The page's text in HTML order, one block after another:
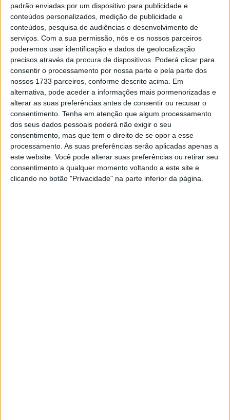
padrão enviadas por um dispositivo para publicidade e
conteúdos personalizados, medição de publicidade e
conteúdos, pesquisa de audiências e desenvolvimento de
serviços. Com a sua permissão, nós e os nossos parceiros
poderemos usar identificação e dados de geolocalização
precisos através da procura de dispositivos. Poderá clicar para
consentir o processamento por nossa parte e pela parte dos
nossos 1733 parceiros, conforme descrito acima. Em
alternativa, pode aceder a informações mais pormenorizadas e
alterar as suas preferências antes de consentir ou recusar o
consentimento. Tenha em atenção que algum processamento
dos seus dados pessoais poderá não exigir o seu
consentimento, mas que tem o direito de se opor a esse
processamento. As suas preferências serão aplicadas apenas a
este website. Você pode alterar suas preferências ou retirar seu
consentimento a qualquer momento voltando a este site e
clicando no botão "Privacidade" na parte inferior da página.
E ainda bem que a Voge o fez, porque esta 625R
surpreendeu-nos em diversos aspectos. No entanto, não
tem tarefa fácil porque está a pisar terrenos férteis para
a concorrência, onde figuram nomes de peso como a
Kawasaki Z650, Moto Morini Seimmezzo 650 STR, QJ
Motor SRK 600, Suzuki GSX-8S ou a Yamaha MT-07.
Missão impossível? Claro que não e explico por quê…